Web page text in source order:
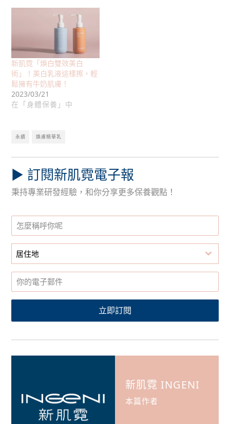
新肌霓「煥白雙效美白
術」！美白乳液這樣擦，輕
鬆擁有牛奶肌膚！
2023/03/21
在「身體保養」中
永續 煥膚精華乳
▶︎ 訂閱新肌霓電子報
秉持專業研發經驗，和你分享更多保養觀點！
居住地
立即訂閱
新肌霓 INGENI
本篇作者